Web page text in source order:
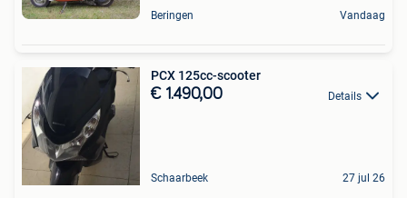
Beringen Vandaag
PCX 125cc-scooter
€ 1.490,00 Details
Schaarbeek 27 jul 26